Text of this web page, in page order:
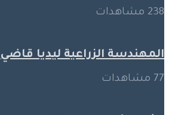
238 مشاهدات
المهندسة الزراعية ليديا قاضي
77 مشاهدات